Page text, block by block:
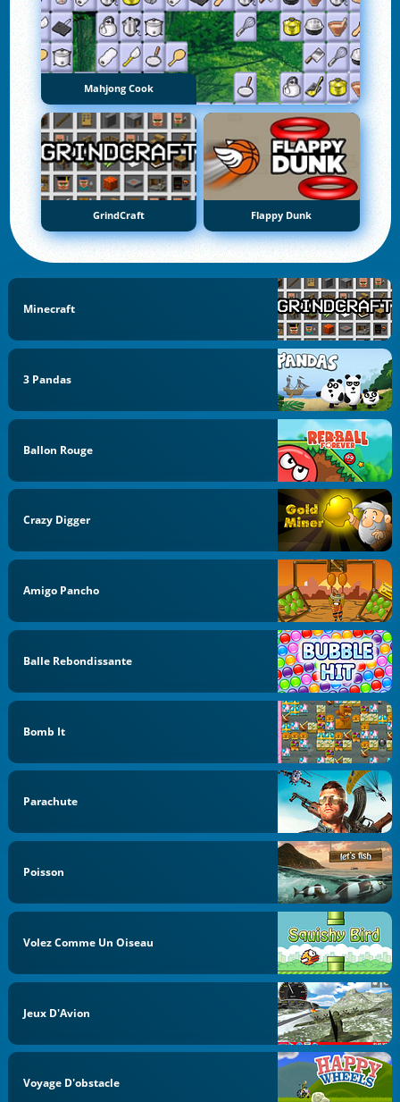
Mahjong Cook
GrindCraft Flappy Dunk
Minecraft
3 Pandas
Ballon Rouge
Crazy Digger
Amigo Pancho
Balle Rebondissante
Bomb It
Parachute
Poisson
Volez Comme Un Oiseau
Jeux D'Avion
Voyage D'obstacle